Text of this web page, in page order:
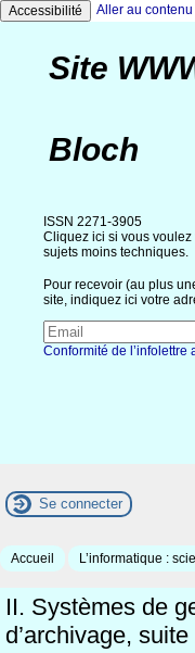
Accessibilité Aller au contenu
Site
Bloch
ISSN 2271-3905
Cliquez ici si vous voulez
sujets moins techniques.
Pour recevoir (au plus
site, indiquez ici votre
Conformité de l’infolettre
Se connecter
Accueil L’informatique :
II. Systèmes de
d’archivage, suite